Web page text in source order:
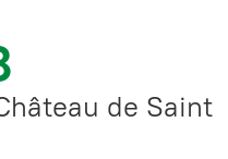
de Saint